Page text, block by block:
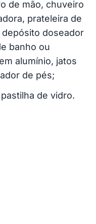
de mão, chuveiro
prateleira de
doseador
banho ou
alumínio, jatos
de pés;
de vidro.